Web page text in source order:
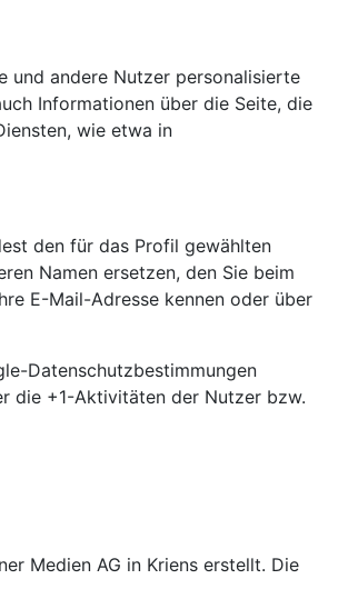
und andere Nutzer personalisierte
Informationen über die Seite, die
wie etwa in
den für das Profil gewählten
Namen ersetzen, den Sie beim
E-Mail-Adresse kennen oder über
Datenschutzbestimmungen
die +1-Aktivitäten der Nutzer bzw.
Medien AG in Kriens erstellt. Die